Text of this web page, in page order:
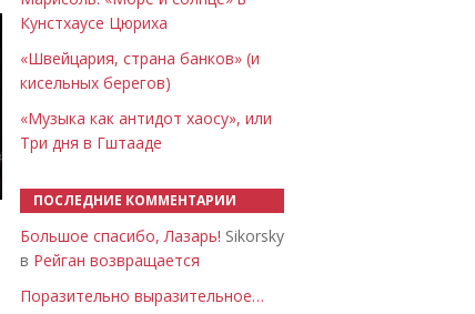
Кунстхаусе Цюриха
«Швейцария, страна банков» (и
кисельных берегов)
«Музыка как антидот хаосу», или
Три дня в Гштааде
ПОСЛЕДНИЕ КОММЕНТАРИИ
Большое спасибо, Лазарь! Sikorsky
в Рейган возвращается
Поразительно выразительное…